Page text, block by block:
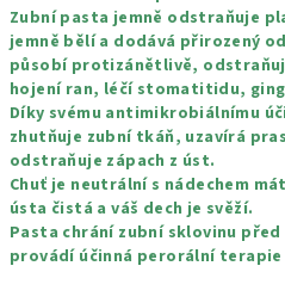
Zubní pasta jemně odstraňuje
jemně bělí a dodává přirozený
působí protizánětlivě,
hojení ran, léčí stomatitidu,
Díky svému antimikrobiálnímu
zhutňuje zubní tkáň, uzavírá
odstraňuje zápach z úst.
Chuť je neutrální s nádechem
ústa čistá a váš dech je svěží.
Pasta chrání zubní sklovinu před
provádí účinná perorální terapie